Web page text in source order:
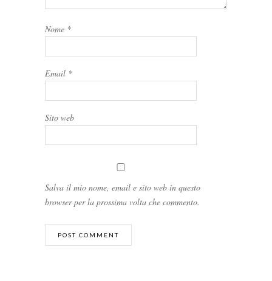
Nome *
Email *
Sito web
Salva il mio nome, email e sito web in questo
browser per la prossima volta che commento.